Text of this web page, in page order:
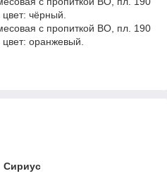
чёрный.
с пропиткой ВО, пл. 190
оранжевый.
Сириус